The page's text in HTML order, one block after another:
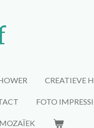
CREATIEVE
FOTO
MOZAÏEK